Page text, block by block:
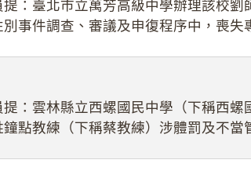
：臺北市立萬芳高級中學辦理該校劉
事件調查、審議及申復程序中，喪失
：雲林縣立西螺國民中學（下稱西螺
點教練（下稱蔡教練）涉體罰及不當